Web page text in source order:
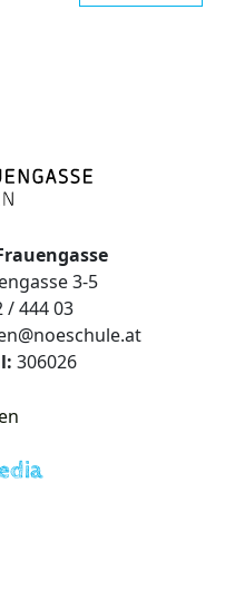
3-5
/ 444 03
306026